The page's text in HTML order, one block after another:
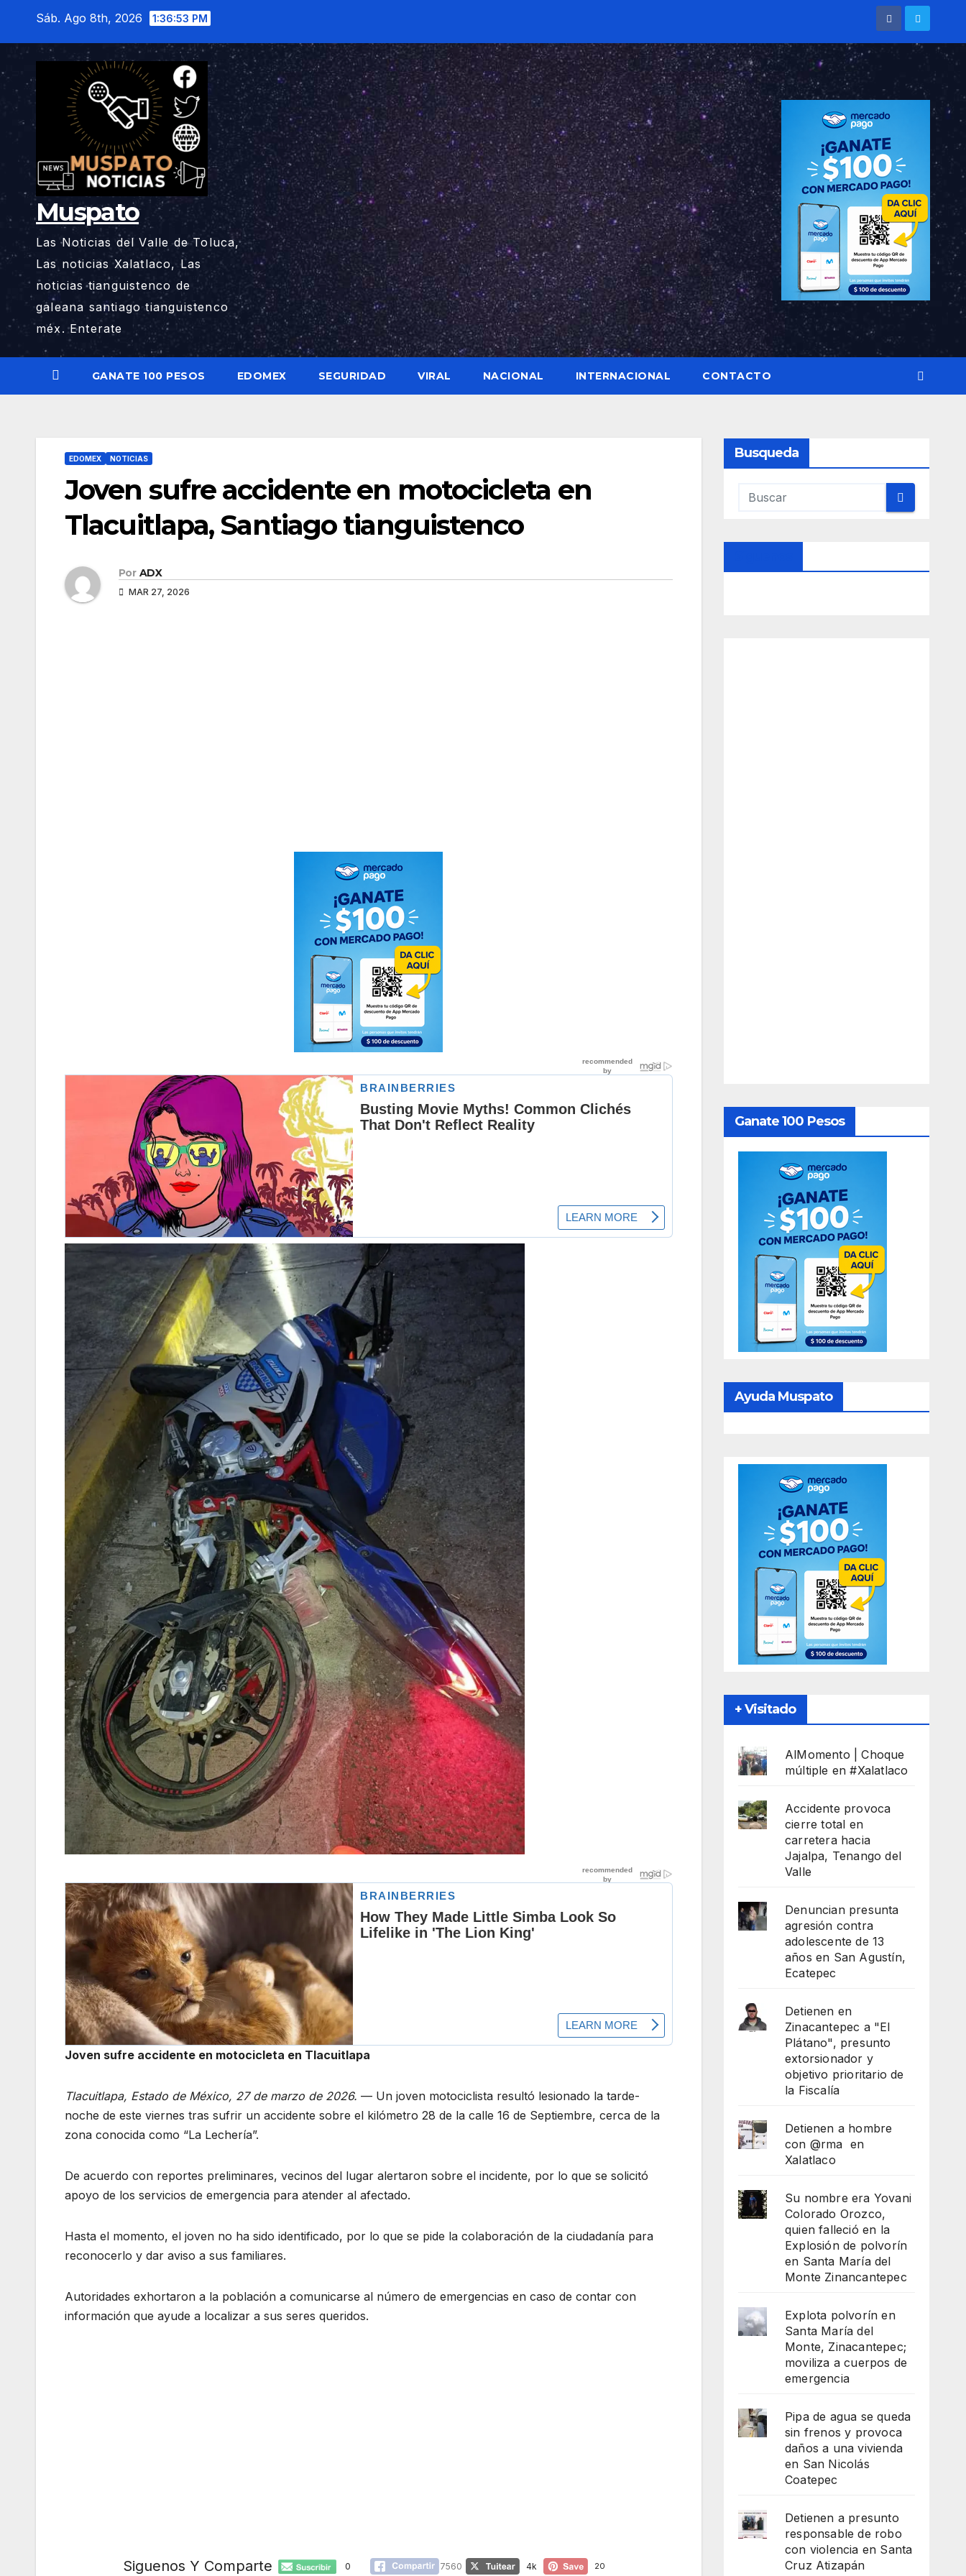
contenido
Sáb. Ago 8th, 2026 1:36:54 PM
Muspato
Las Noticias del Valle de Toluca,
Las noticias Xalatlaco, Las
noticias tianguistenco de
galeana santiago tianguistenco
méx. Enterate
GANATE 100 PESOS EDOMEX SEGURIDAD VIRAL NACIONAL INTERNACIONAL CONTACTO
EDOMEX NOTICIAS
Joven sufre accidente en motocicleta en
Tlacuitlapa, Santiago tianguistenco
Por ADX
MAR 27, 2026
Joven sufre accidente en motocicleta en Tlacuitlapa
Tlacuitlapa, Estado de México, 27 de marzo de 2026. — Un joven motociclista resultó lesionado la tarde-
noche de este viernes tras sufrir un accidente sobre el kilómetro 28 de la calle 16 de Septiembre, cerca de la
zona conocida como “La Lechería”.
De acuerdo con reportes preliminares, vecinos del lugar alertaron sobre el incidente, por lo que se solicitó
apoyo de los servicios de emergencia para atender al afectado.
Hasta el momento, el joven no ha sido identificado, por lo que se pide la colaboración de la ciudadanía para
reconocerlo y dar aviso a sus familiares.
Autoridades exhortaron a la población a comunicarse al número de emergencias en caso de contar con
información que ayude a localizar a sus seres queridos.
Siguenos Y Comparte 0 7560 4k 20
Busqueda
Ganate 100 Pesos
Ayuda Muspato
+ Visitado
AlMomento | Choque
múltiple en #Xalatlaco
Accidente provoca
cierre total en
carretera hacia
Jajalpa, Tenango del
Valle
Denuncian presunta
agresión contra
adolescente de 13
años en San Agustín,
Ecatepec
Detienen en
Zinacantepec a "El
Plátano", presunto
extorsionador y
objetivo prioritario de
la Fiscalía
Detienen a hombre
con @rma en
Xalatlaco
Su nombre era Yovani
Colorado Orozco,
quien falleció en la
Explosión de polvorín
en Santa María del
Monte Zinancantepec
Explota polvorín en
Santa María del
Monte, Zinacantepec;
moviliza a cuerpos de
emergencia
Pipa de agua se queda
sin frenos y provoca
daños a una vivienda
en San Nicolás
Coatepec
Detienen a presunto
responsable de robo
con violencia en Santa
Cruz Atizapán